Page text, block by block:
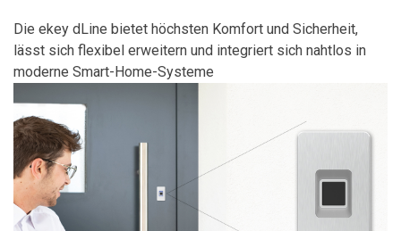
Die ekey dLine bietet höchsten Komfort und Sicherheit,
lässt sich flexibel erweitern und integriert sich nahtlos in
moderne Smart-Home-Systeme